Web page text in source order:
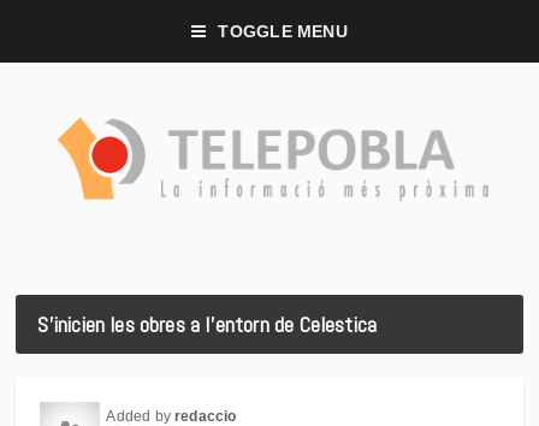
TOGGLE MENU
S'inicien les obres a l'entorn de Celestica
Added byredaccio